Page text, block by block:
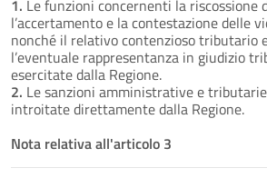
1. Le funzioni concernenti la riscossione
l’accertamento e la contestazione delle
nonché il relativo contenzioso tributario
l’eventuale rappresentanza in giudizio
esercitate dalla Regione.
2. Le sanzioni amministrative e
introitate direttamente dalla Regione.
Nota relativa all'articolo 3